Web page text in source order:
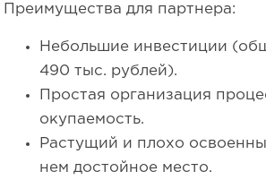
Преимущества для партнера:
Небольшие инвестиции
490 тыс. рублей).
Простая организация
окупаемость.
Растущий и плохо
нем достойное место.